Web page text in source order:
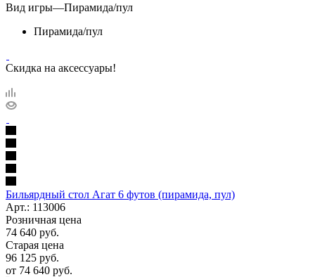
Вид игры—Пирамида/пул
Пирамида/пул
Скидка на аксессуары!
Бильярдный стол Агат 6 футов (пирамида, пул)
Арт.: 113006
Розничная цена
74 640 руб.
Старая цена
96 125 руб.
от 74 640 руб.